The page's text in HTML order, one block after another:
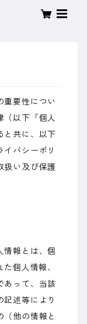
重要性につい
（以下「個人
と共に、以下
バシーポリ
扱い及び保護
情報とは、個
個人情報、
あって、当該
述等により
他の情報と